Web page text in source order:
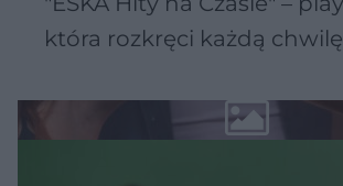
która rozkręci każdą chwilę